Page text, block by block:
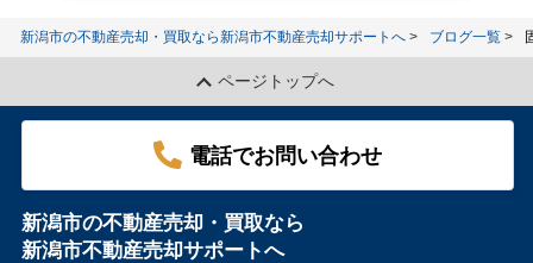
新潟市の不動産売却・買取なら新潟市不動産売却サポートへ ブログ一覧
ページトップへ
電話でお問い合わせ
新潟市の不動産売却・買取なら
新潟市不動産売却サポートへ